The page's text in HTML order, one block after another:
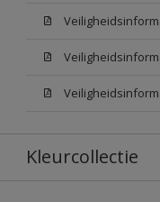
Kleurcollectie